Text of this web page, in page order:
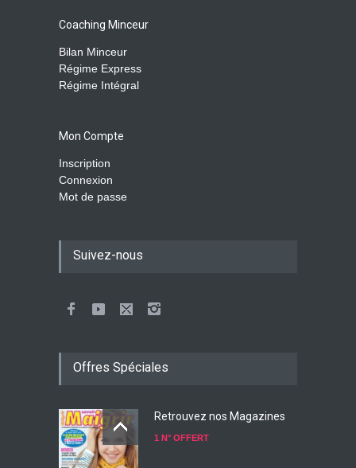
Coaching Minceur
Bilan Minceur
Régime Express
Régime Intégral
Mon Compte
Inscription
Connexion
Mot de passe
Suivez-nous
Offres Spéciales
Retrouvez nos Magazines
1 N° OFFERT